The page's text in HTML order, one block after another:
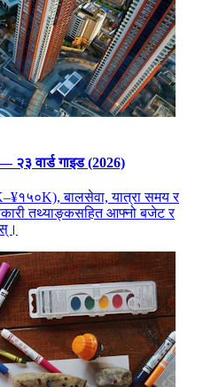
२३ वार्ड गाइड (2026)
बालसेवा, यात्रा समय र
तथ्याङ्कसहित आफ्नो बजेट र